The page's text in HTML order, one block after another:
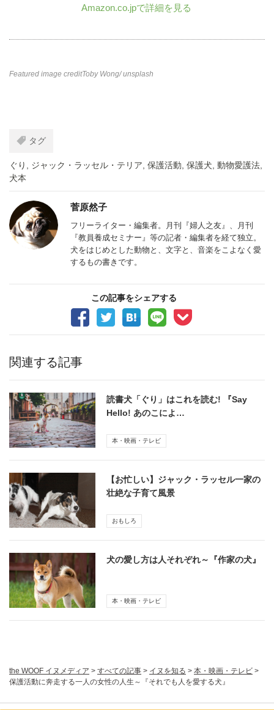
Amazon.co.jpで詳細を見る
Featured image creditToby Wong/ unsplash
タグ
ぐり , ジャック・ラッセル・テリア, 保護活動, 保護犬, 動物愛護法,
犬本
菅原然子
フリーライター・編集者。月刊『婦人之友』、月刊
『教員養成セミナー』等の記者・編集者を経て独立。
犬をはじめとした動物と、文字と、音楽をこよなく愛
するもの書きです。
この記事をシェアする
関連する記事
読書犬「ぐり」はこれを読む! 『Say
Hello! あのこによ…
本・映画・テレビ
【お忙しい】ジャック・ラッセル一家の
壮絶な子育て風景
おもしろ
犬の愛し方は人それぞれ～『作家の犬』
本・映画・テレビ
the WOOF イヌメディア > すべての記事 > イヌを知る > 本・映画・テレビ >
保護活動に奔走する一人の女性の人生～『それでも人を愛する犬』